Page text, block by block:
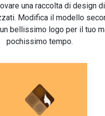
una raccolta di design
Modifica il modello
bellissimo logo per il tuo
pochissimo tempo.